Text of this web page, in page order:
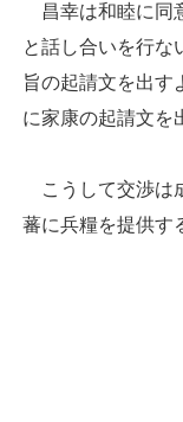
昌幸は和睦に同
と話し合いを行な
旨の起請文を出す
に家康の起請文を
こうして交渉は
蕃に兵糧を提供す